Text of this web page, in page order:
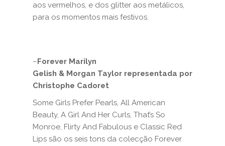
aos vermelhos, e dos glitter aos metálicos,
para os momentos mais festivos.
–Forever Marilyn
Gelish & Morgan Taylor representada por
Christophe Cadoret
Some Girls Prefer Pearls, All American
Beauty, A Girl And Her Curls, That’s So
Monroe, Flirty And Fabulous e Classic Red
Lips são os seis tons da colecção Forever